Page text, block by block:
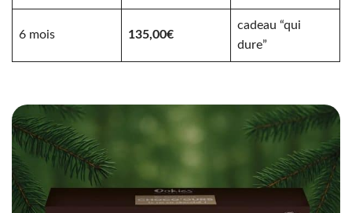
6 mois 135,00€
cadeau “qui
dure”